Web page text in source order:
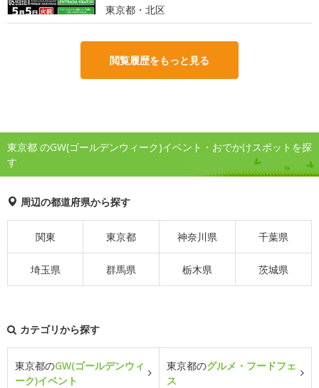
東京都・北区
閲覧履歴をもっと見る
東京都 のGW(ゴールデンウィーク)イベント・おでかけスポットを探
す
周辺の都道府県から探す
関東 東京都 神奈川県 千葉県
埼玉県 群馬県 栃木県 茨城県
カテゴリから探す
東京都のGW(ゴールデンウィ
ーク)イベント
東京都のグルメ・フードフェ
ス